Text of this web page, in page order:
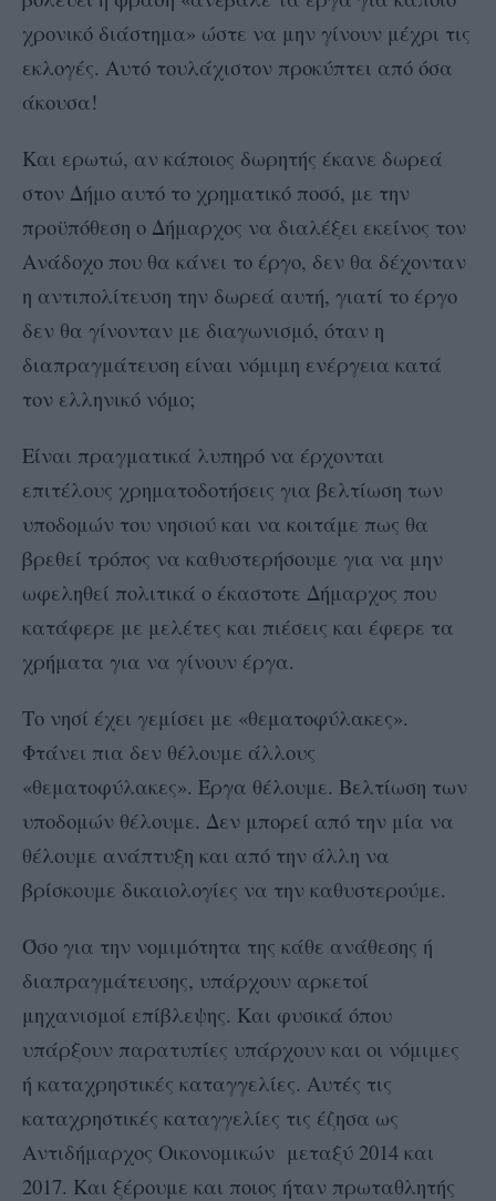
χρονικό διάστημα» ώστε να μην γίνουν μέχρι τις
εκλογές. Αυτό τουλάχιστον προκύπτει από όσα
άκουσα!
Και ερωτώ, αν κάποιος δωρητής έκανε δωρεά
στον Δήμο αυτό το χρηματικό ποσό, με την
προϋπόθεση ο Δήμαρχος να διαλέξει εκείνος τον
Ανάδοχο που θα κάνει το έργο, δεν θα δέχονταν
η αντιπολίτευση την δωρεά αυτή, γιατί το έργο
δεν θα γίνονταν με διαγωνισμό, όταν η
διαπραγμάτευση είναι νόμιμη ενέργεια κατά
τον ελληνικό νόμο;
Είναι πραγματικά λυπηρό να έρχονται
επιτέλους χρηματοδοτήσεις για βελτίωση των
υποδομών του νησιού και να κοιτάμε πως θα
βρεθεί τρόπος να καθυστερήσουμε για να μην
ωφεληθεί πολιτικά ο έκαστοτε Δήμαρχος που
κατάφερε με μελέτες και πιέσεις και έφερε τα
χρήματα για να γίνουν έργα.
Το νησί έχει γεμίσει με «θεματοφύλακες».
Φτάνει πια δεν θέλουμε άλλους
«θεματοφύλακες». Έργα θέλουμε. Βελτίωση των
υποδομών θέλουμε. Δεν μπορεί από την μία να
θέλουμε ανάπτυξη και από την άλλη να
βρίσκουμε δικαιολογίες να την καθυστερούμε.
Όσο για την νομιμότητα της κάθε ανάθεσης ή
διαπραγμάτευσης, υπάρχουν αρκετοί
μηχανισμοί επίβλεψης. Και φυσικά όπου
υπάρξουν παρατυπίες υπάρχουν και οι νόμιμες
ή καταχρηστικές καταγγελίες. Αυτές τις
καταχρηστικές καταγγελίες τις έζησα ως
Αντιδήμαρχος Οικονομικών μεταξύ 2014 και
2017. Και ξέρουμε και ποιος ήταν πρωταθλητής